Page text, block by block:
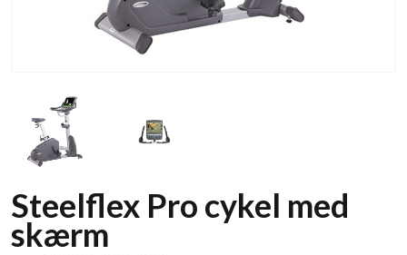
Steelflex Pro cykel med
skærm